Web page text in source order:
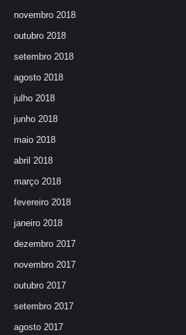
novembro 2018
outubro 2018
setembro 2018
agosto 2018
julho 2018
junho 2018
maio 2018
abril 2018
março 2018
fevereiro 2018
janeiro 2018
dezembro 2017
novembro 2017
outubro 2017
setembro 2017
agosto 2017